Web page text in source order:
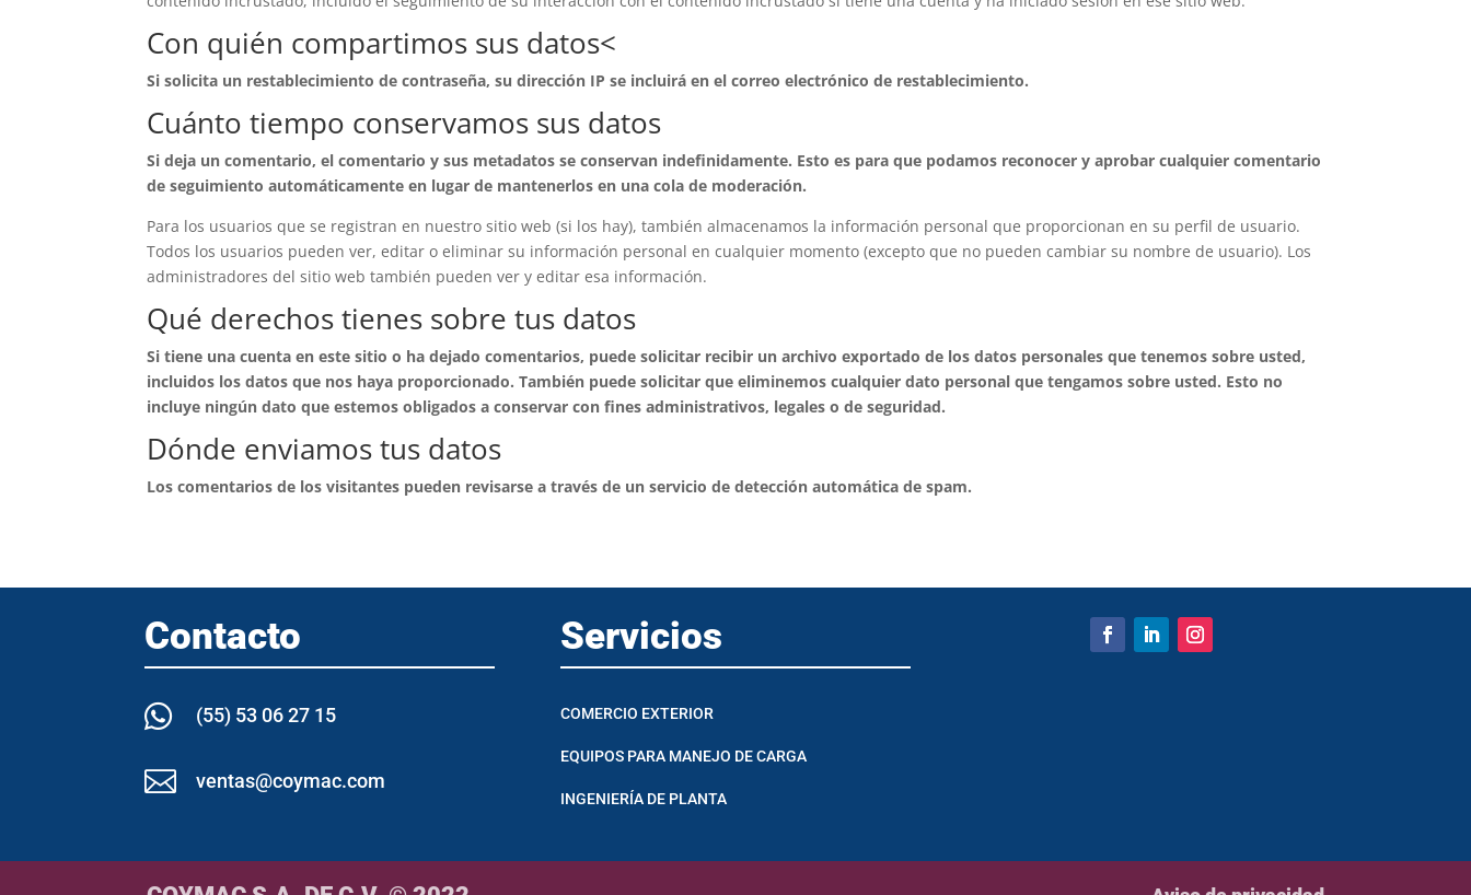
Con quién compartimos sus datos<
Si solicita un restablecimiento de contraseña, su dirección IP se incluirá en el correo electrónico de restablecimiento.
Cuánto tiempo conservamos sus datos
Si deja un comentario, el comentario y sus metadatos se conservan indefinidamente. Esto es para que podamos reconocer y aprobar cualquier comentario
de seguimiento automáticamente en lugar de mantenerlos en una cola de moderación.
Para los usuarios que se registran en nuestro sitio web (si los hay), también almacenamos la información personal que proporcionan en su perfil de usuario.
Todos los usuarios pueden ver, editar o eliminar su información personal en cualquier momento (excepto que no pueden cambiar su nombre de usuario). Los
administradores del sitio web también pueden ver y editar esa información.
Qué derechos tienes sobre tus datos
Si tiene una cuenta en este sitio o ha dejado comentarios, puede solicitar recibir un archivo exportado de los datos personales que tenemos sobre usted,
incluidos los datos que nos haya proporcionado. También puede solicitar que eliminemos cualquier dato personal que tengamos sobre usted. Esto no
incluye ningún dato que estemos obligados a conservar con fines administrativos, legales o de seguridad.
Dónde enviamos tus datos
Los comentarios de los visitantes pueden revisarse a través de un servicio de detección automática de spam.
Contacto
 (55) 53 06 27 15
 ventas@coymac.com
Servicios
COMERCIO EXTERIOR
EQUIPOS PARA MANEJO DE CARGA
INGENIERÍA DE PLANTA